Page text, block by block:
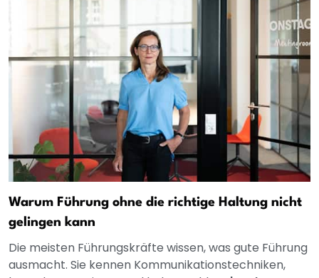
Warum Führung ohne die richtige Haltung nicht
gelingen kann
Die meisten Führungskräfte wissen, was gute Führung
ausmacht. Sie kennen Kommunikationstechniken,